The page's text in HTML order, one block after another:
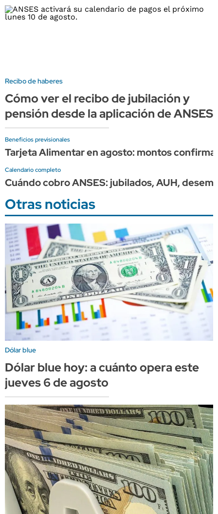
Recibo de haberes
Cómo ver el recibo de jubilación y
pensión desde la aplicación de ANSES
Beneficios previsionales
Tarjeta Alimentar en agosto: montos
Calendario completo
Cuándo cobro ANSES: jubilados, AUH,
Otras noticias
Dólar blue
Dólar blue hoy: a cuánto opera este
jueves 6 de agosto